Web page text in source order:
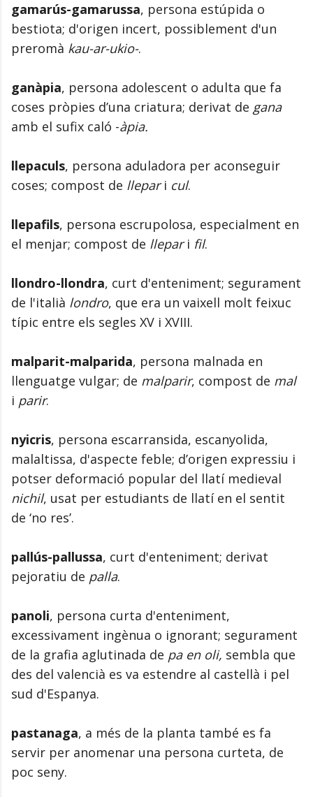
gamarús-gamarussa, persona estúpida o
bestiota; d'origen incert, possiblement d'un
preromà kau-ar-ukio-.
ganàpia, persona adolescent o adulta que fa
coses pròpies d’una criatura; derivat de gana
amb el sufix caló -àpia.
llepaculs, persona aduladora per aconseguir
coses; compost de llepari cul.
llepafils, persona escrupolosa, especialment en
el menjar; compost de llepari fil.
llondro-llondra, curt d'enteniment; segurament
de l'italià londro, que era un vaixell molt feixuc
típic entre els segles XV i XVIII.
malparit-malparida, persona malnada en
llenguatge vulgar; de malparir, compost de mal
i parir.
nyicris, persona escarransida, escanyolida,
malaltissa, d'aspecte feble; d’origen expressiu i
potser deformació popular del llatí medieval
nichil, usat per estudiants de llatí en el sentit
de ‘no res’.
pallús-pallussa, curt d'enteniment; derivat
pejoratiu de palla.
panoli, persona curta d'enteniment,
excessivament ingènua o ignorant; segurament
de la grafia aglutinada de pa en oli, sembla que
des del valencià es va estendre al castellà i pel
sud d'Espanya.
pastanaga, a més de la planta també es fa
servir per anomenar una persona curteta, de
poc seny.